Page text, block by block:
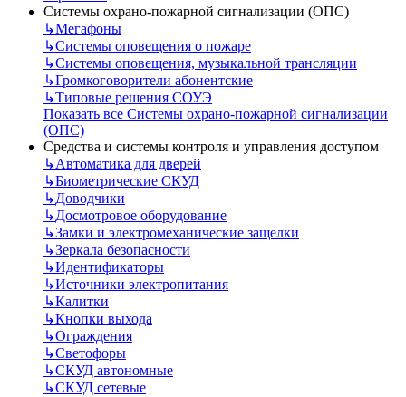
Системы охрано-пожарной сигнализации (ОПС)
↳Мегафоны
↳Системы оповещения о пожаре
↳Системы оповещения, музыкальной трансляции
↳Громкоговорители абонентские
↳Типовые решения СОУЭ
Показать все Системы охрано-пожарной сигнализации
(ОПС)
Средства и системы контроля и управления доступом
↳Автоматика для дверей
↳Биометрические СКУД
↳Доводчики
↳Досмотровое оборудование
↳Замки и электромеханические защелки
↳Зеркала безопасности
↳Идентификаторы
↳Источники электропитания
↳Калитки
↳Кнопки выхода
↳Ограждения
↳Светофоры
↳СКУД автономные
↳СКУД сетевые